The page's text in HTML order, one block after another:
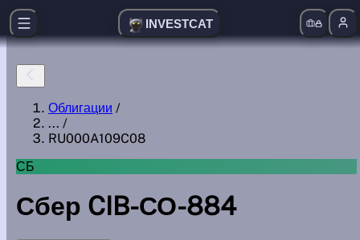
INVESTCAT
Облигации /
... /
RU000A109C08
СБ
Сбер CIB-СО-884